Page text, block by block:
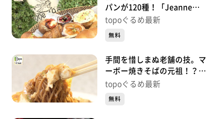
パンが120種！「Jeanne
d’arc Fils&Père」（若林区木
topoぐるめ最新
無料
手間を惜しまぬ老舗の技。マ
ーボー焼きそばの元祖！？
「中国菜館まんみ」（泉区泉
topoぐるめ最新
無料